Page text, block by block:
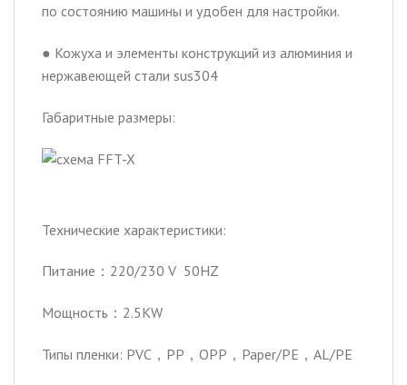
по состоянию машины и удобен для настройки.
● Кожуха и элементы конструкций из алюминия и
нержавеющей стали sus304
Габаритные размеры:
Технические характеристики:
Питание：220/230 V 50HZ
Мощность：2.5KW
Типы пленки: PVC，PP，OPP，Paper/PE，AL/PE